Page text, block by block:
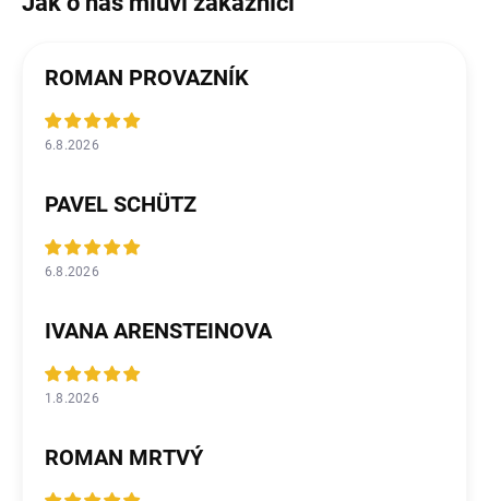
ROMAN PROVAZNÍK
6.8.2026
PAVEL SCHÜTZ
6.8.2026
IVANA ARENSTEINOVA
1.8.2026
ROMAN MRTVÝ